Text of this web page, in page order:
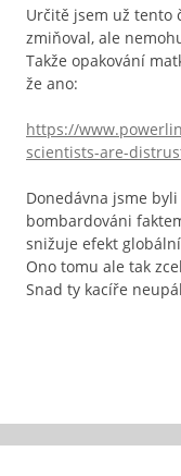
Kontakt
Určitě jsem už tento
zmiňoval, ale
Takže opakování
že ano:
https://
scientists-are-
Donedávna jsme byli
bombardováni
snižuje efekt
Ono tomu ale tak
Snad ty kacíře